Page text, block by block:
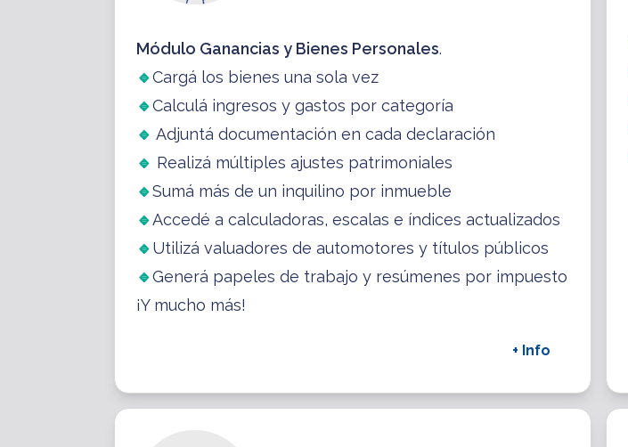
Módulo Ganancias y Bienes Personales.
🔹Cargá los bienes una sola vez
🔹Calculá ingresos y gastos por categoría
🔹 Adjuntá documentación en cada declaración
🔹 Realizá múltiples ajustes patrimoniales
🔹Sumá más de un inquilino por inmueble
🔹Accedé a calculadoras, escalas e índices actualizados
🔹Utilizá valuadores de automotores y títulos públicos
🔹Generá papeles de trabajo y resúmenes por impuesto
¡Y mucho más!
+ Info